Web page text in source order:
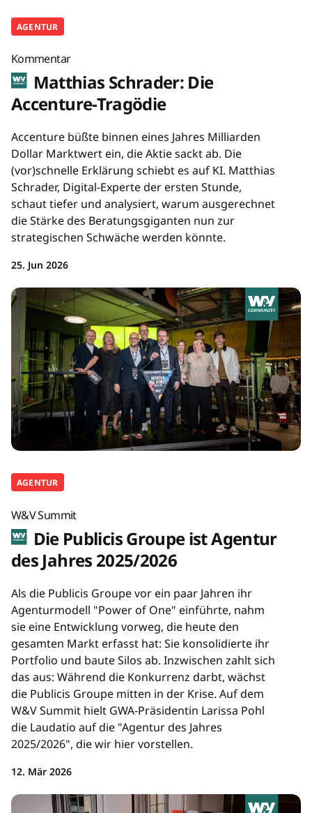
AGENTUR
Kommentar
Matthias Schrader: Die
Accenture-Tragödie
Accenture büßte binnen eines Jahres Milliarden
Dollar Marktwert ein, die Aktie sackt ab. Die
(vor)schnelle Erklärung schiebt es auf KI. Matthias
Schrader, Digital-Experte der ersten Stunde,
schaut tiefer und analysiert, warum ausgerechnet
die Stärke des Beratungsgiganten nun zur
strategischen Schwäche werden könnte.
25. Jun 2026
AGENTUR
W&V Summit
Die Publicis Groupe ist Agentur
des Jahres 2025/2026
Als die Publicis Groupe vor ein paar Jahren ihr
Agenturmodell "Power of One" einführte, nahm
sie eine Entwicklung vorweg, die heute den
gesamten Markt erfasst hat: Sie konsolidierte ihr
Portfolio und baute Silos ab. Inzwischen zahlt sich
das aus: Während die Konkurrenz darbt, wächst
die Publicis Groupe mitten in der Krise. Auf dem
W&V Summit hielt GWA-Präsidentin Larissa Pohl
die Laudatio auf die "Agentur des Jahres
2025/2026", die wir hier vorstellen.
12. Mär 2026